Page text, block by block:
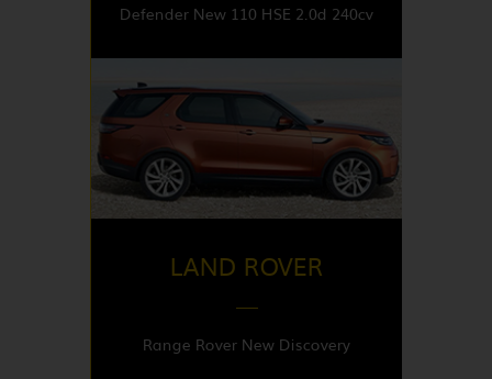
Defender New 110 HSE 2.0d 240cv
DISPONIBLE EN
Italy
LAND ROVER
Range Rover New Discovery